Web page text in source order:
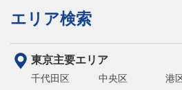
エリア検索
東京主要エリア
千代田区 中央区 港